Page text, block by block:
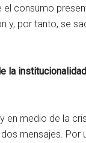
consumo
y, por tanto, se
la
en medio de la
mensajes. Por